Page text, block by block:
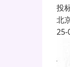
投
北
25-